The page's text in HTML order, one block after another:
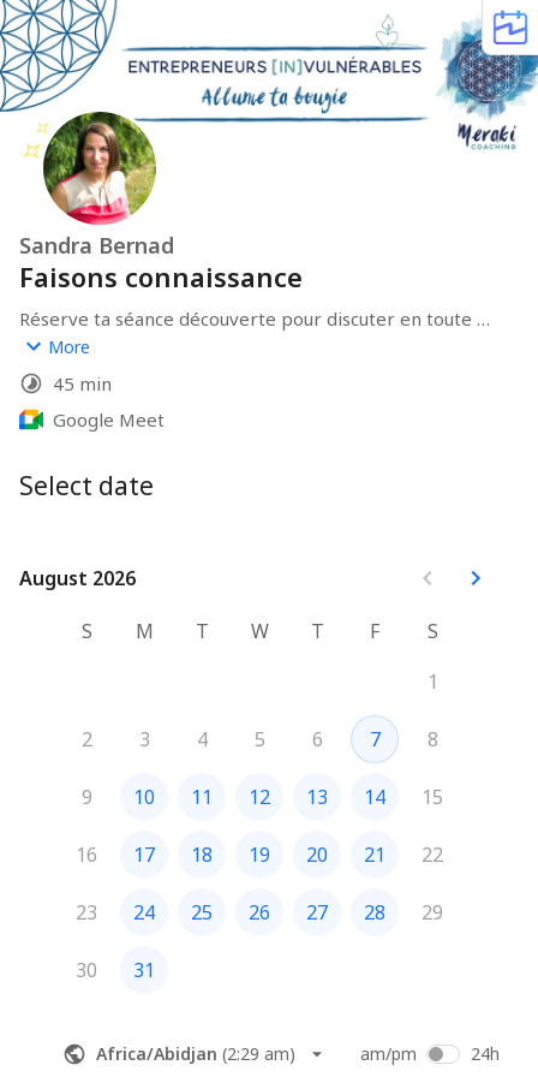
Sandra Bernad
Faisons connaissance
Réserve ta séance découverte pour discuter en toute
simplicité.
More
45 min
Google Meet
Select date
August 2026
August 2026
S
M T W T F
S
1
2 3 4 5 6 7 8
9 10 11 12 13 14 15
16 17 18 19 20 21 22
23 24 25 26 27 28 29
30 31
Africa/Abidjan (2:29 am) am/pm 24h